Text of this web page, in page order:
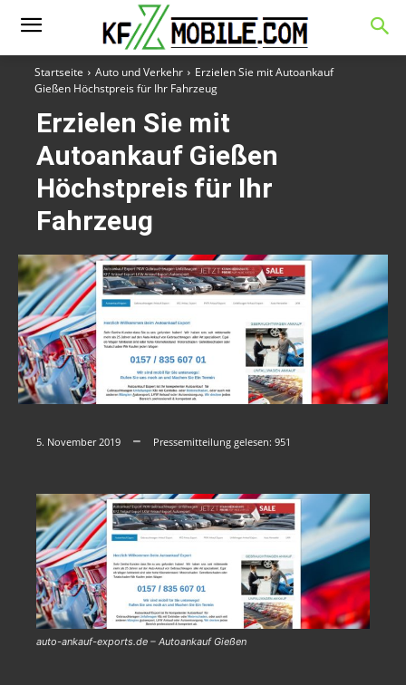
Startseite Auto und Verkehr
Erzielen Sie mit Autoankauf
Gießen Höchstpreis für Ihr Fahrzeug
Erzielen Sie mit
Autoankauf Gießen
Höchstpreis für Ihr
Fahrzeug
5. November 2019 Pressemitteilung gelesen: 951
auto-ankauf-exports.de – Autoankauf Gießen